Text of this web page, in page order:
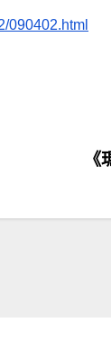
090402.html